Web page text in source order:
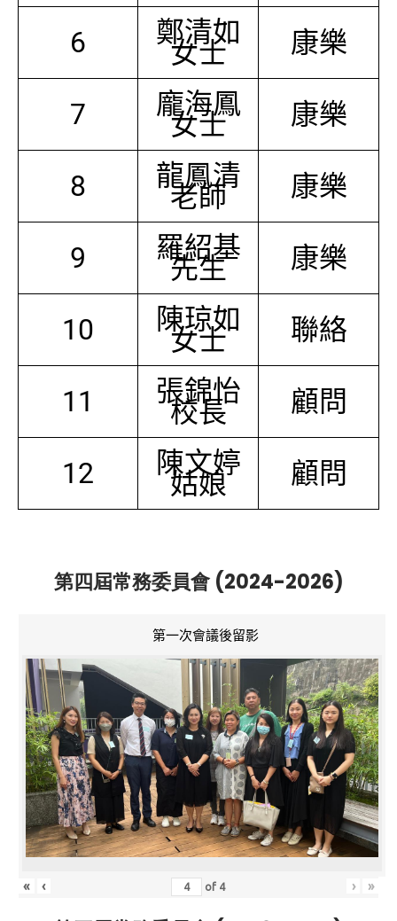
6 鄭清如
女士 康樂
7 龐海鳳
女士 康樂
8 龍鳳清
老師 康樂
9 羅紹基
先生 康樂
10 陳琼如
女士 聯絡
11 張錦怡
校長 顧問
12 陳文婷
姑娘 顧問
第四屆常務委員會 (2024-2026)
第一次會議後留影
« ‹ of 4 › »